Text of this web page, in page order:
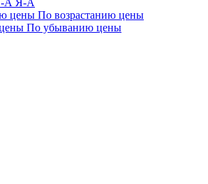
цены По возрастанию цены
По убыванию цены